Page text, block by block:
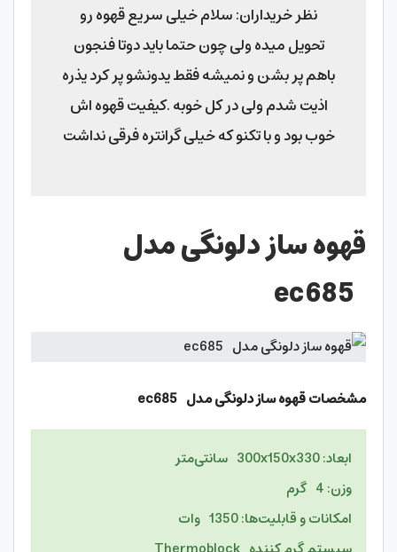
نظر خریداران: سلام خیلی سریع قهوه رو
تحویل میده ولی چون حتما باید دوتا فنجون
باهم پر بشن و نمیشه فقط یدونشو پر کرد یذره
اذیت شدم ولی در کل خوبه .کیفیت قهوه اش
خوب بود و با تکنو که خیلی گرانتره فرقی نداشت
قهوه ساز دلونگی مدل
مشخصات قهوه ساز دلونگی مدل ec685
ابعاد: 300x150x330 سانتی‌متر
وزن: 4 گرم
امکانات و قابلیت‌ها: 1350 وات